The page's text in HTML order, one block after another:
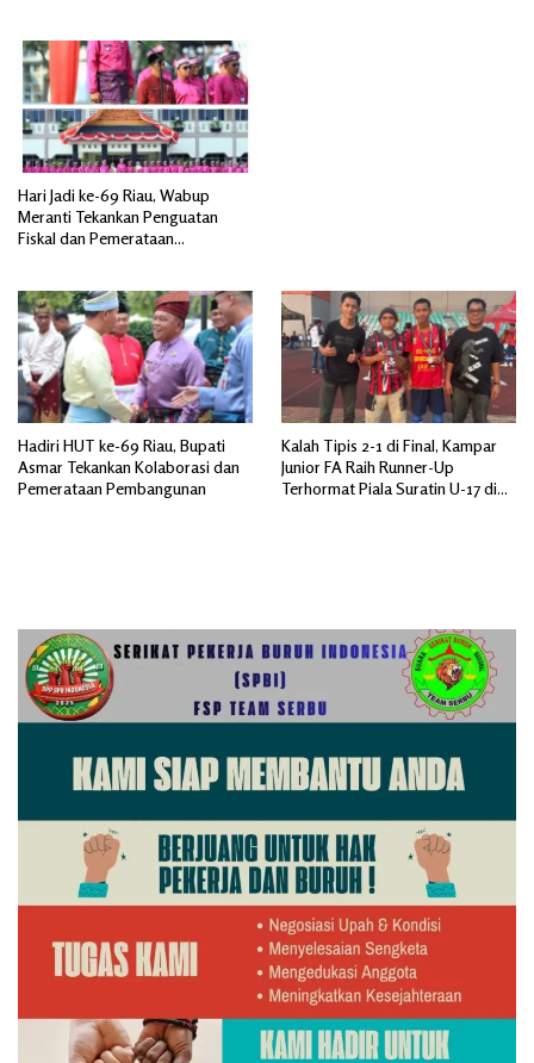
Hari Jadi ke-69 Riau, Wabup
Meranti Tekankan Penguatan
Fiskal dan Pemerataan
Hadiri HUT ke-69 Riau, Bupati
Asmar Tekankan Kolaborasi dan
Pemerataan Pembangunan
Kalah Tipis 2-1 di Final, Kampar
Junior FA Raih Runner-Up
Terhormat Piala Suratin U-17 di